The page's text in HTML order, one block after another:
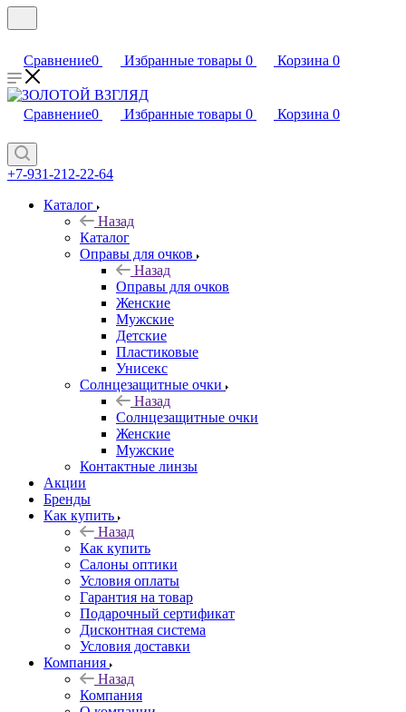
Сравнение0 Избранные товары 0 Корзина 0
Сравнение0 Избранные товары 0 Корзина 0
+7-931-212-22-64
Каталог
Назад
Каталог
Оправы для очков
Назад
Оправы для очков
Женские
Мужские
Детские
Пластиковые
Унисекс
Солнцезащитные очки
Назад
Солнцезащитные очки
Женские
Мужские
Контактные линзы
Акции
Бренды
Как купить
Назад
Как купить
Салоны оптики
Условия оплаты
Гарантия на товар
Подарочный сертификат
Дисконтная система
Условия доставки
Компания
Назад
Компания